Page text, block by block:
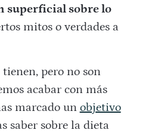
superficial sobre lo
mitos o verdades a
pero no son
acabar con más
marcado un objetivo
saber sobre la dieta